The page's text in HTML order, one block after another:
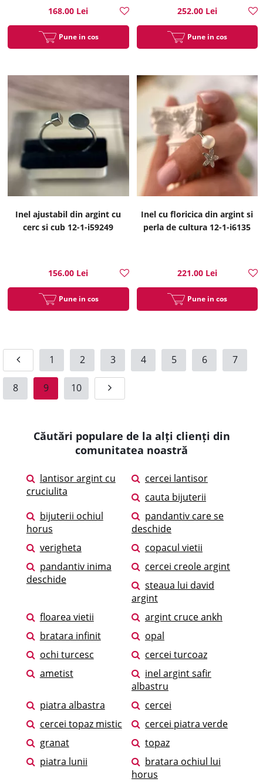
168.00 Lei
Pune in cos
252.00 Lei
Pune in cos
Inel ajustabil din argint cu
cerc si cub 12-1-i59249
156.00 Lei
Pune in cos
Inel cu floricica din argint si
perla de cultura 12-1-i6135
221.00 Lei
Pune in cos
1 2 3 4 5 6 7
8 9 10
Căutări populare de la alți clienți din
comunitatea noastră
lantisor argint cu
cruciulita
cercei lantisor
cauta bijuterii
bijuterii ochiul
horus
pandantiv care se
deschide
verigheta
copacul vietii
pandantiv inima
deschide
cercei creole argint
steaua lui david
argint
floarea vietii
argint cruce ankh
bratara infinit
opal
ochi turcesc
cercei turcoaz
ametist
inel argint safir
albastru
piatra albastra
cercei
cercei topaz mistic
cercei piatra verde
granat
topaz
piatra lunii
bratara ochiul lui
horus